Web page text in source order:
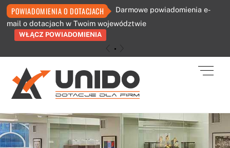
POWIADOMIENIA O DOTACJACH
Darmowe powiadomienia e-
mail o dotacjach w Twoim województwie
WŁĄCZ POWIADOMIENIA
content